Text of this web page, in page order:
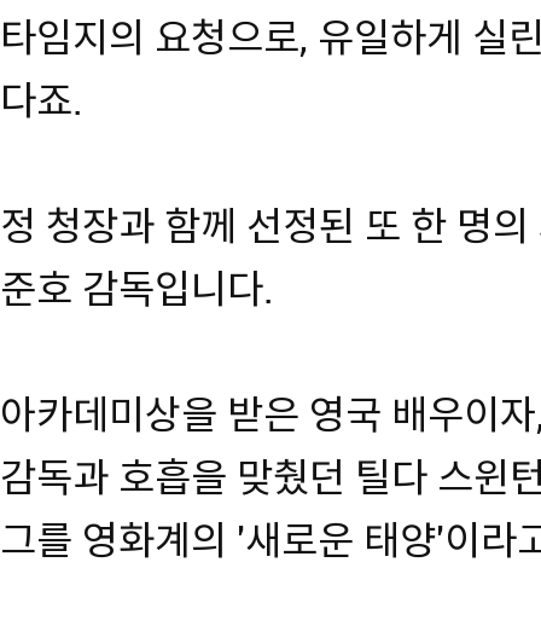
타임지의 요청으로, 유일하게 실
다죠.
정 청장과 함께 선정된 또 한 명
준호 감독입니다.
아카데미상을 받은 영국 배우이
감독과 호흡을 맞췄던 틸다 스윈
그를 영화계의 '새로운 태양'이라